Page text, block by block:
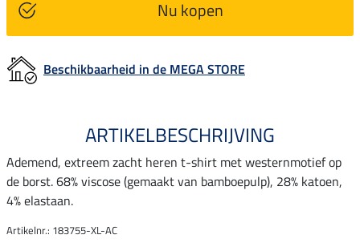
Nu kopen
Beschikbaarheid in de MEGA STORE
ARTIKELBESCHRIJVING
Ademend, extreem zacht heren t-shirt met westernmotief op
de borst. 68% viscose (gemaakt van bamboepulp), 28% katoen,
4% elastaan.
Artikelnr.: 183755-XL-AC